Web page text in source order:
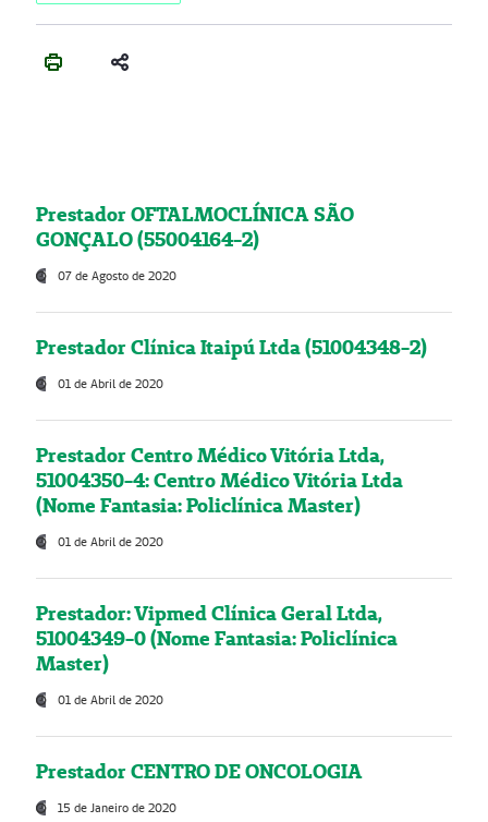
Prestador OFTALMOCLÍNICA SÃO
GONÇALO (55004164-2)
07 de Agosto de 2020
Prestador Clínica Itaipú Ltda (51004348-2)
01 de Abril de 2020
Prestador Centro Médico Vitória Ltda,
51004350-4: Centro Médico Vitória Ltda
(Nome Fantasia: Policlínica Master)
01 de Abril de 2020
Prestador: Vipmed Clínica Geral Ltda,
51004349-0 (Nome Fantasia: Policlínica
Master)
01 de Abril de 2020
Prestador CENTRO DE ONCOLOGIA
15 de Janeiro de 2020